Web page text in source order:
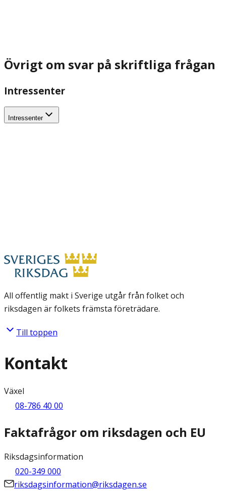
Övrigt om svar på skriftliga frågan
Intressenter
Intressenter
All offentlig makt i Sverige utgår från folket och
riksdagen är folkets främsta företrädare.
Till toppen
Kontakt
Växel
08-786 40 00
Faktafrågor om riksdagen och EU
Riksdagsinformation
020-349 000
riksdagsinformation@riksdagen.se